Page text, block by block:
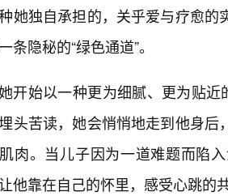
她独自承担的，关乎爱与疗愈
条隐秘的“绿色通道”。
开始以一种更为细腻、更为贴近
头苦读，她会悄悄地走到他身
肉。当儿子因为一道难题而陷
他靠在自己的怀里，感受心跳的